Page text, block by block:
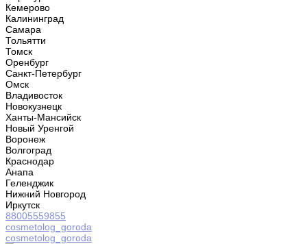
Кемерово
Калининград
Самара
Тольятти
Томск
Оренбург
Санкт-Петербург
Омск
Владивосток
Новокузнецк
Ханты-Мансийск
Новый Уренгой
Воронеж
Волгоград
Краснодар
Анапа
Геленджик
Нижний Новгород
Иркутск
88005559855
cosmetolog_goroda
cosmetolog_goroda